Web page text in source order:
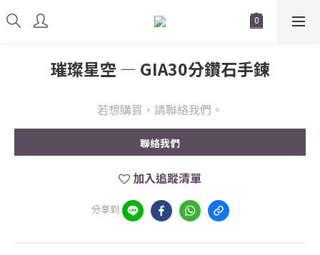
璀璨星空 — GIA30分鑽石手鍊
若想購買，請聯絡我們。
聯絡我們
加入追蹤清單
分享到